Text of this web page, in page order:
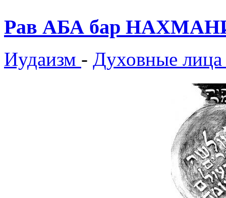
Рав АБА бар
Иудаизм - Духовные